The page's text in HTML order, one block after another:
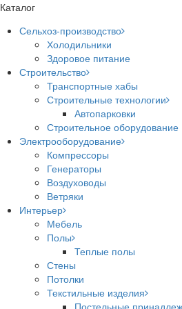
Каталог
Сельхоз-производство
Холодильники
Здоровое питание
Строительство
Транспортные хабы
Строительные технологии
Автопарковки
Строительное оборудование
Электрооборудование
Компрессоры
Генераторы
Воздуховоды
Ветряки
Интерьер
Мебель
Полы
Теплые полы
Стены
Потолки
Текстильные изделия
Постельные